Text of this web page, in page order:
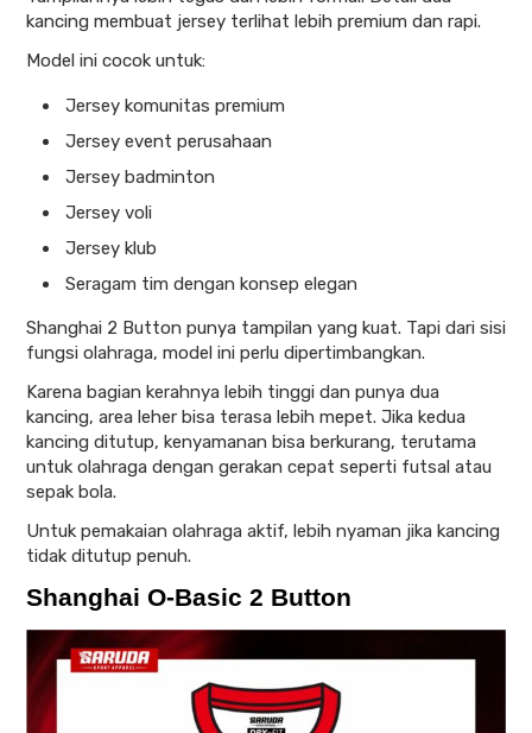
kancing membuat jersey terlihat lebih premium dan rapi.
Model ini cocok untuk:
Jersey komunitas premium
Jersey event perusahaan
Jersey badminton
Jersey voli
Jersey klub
Seragam tim dengan konsep elegan
Shanghai 2 Button punya tampilan yang kuat. Tapi dari sisi
fungsi olahraga, model ini perlu dipertimbangkan.
Karena bagian kerahnya lebih tinggi dan punya dua
kancing, area leher bisa terasa lebih mepet. Jika kedua
kancing ditutup, kenyamanan bisa berkurang, terutama
untuk olahraga dengan gerakan cepat seperti futsal atau
sepak bola.
Untuk pemakaian olahraga aktif, lebih nyaman jika kancing
tidak ditutup penuh.
Shanghai O-Basic 2 Button